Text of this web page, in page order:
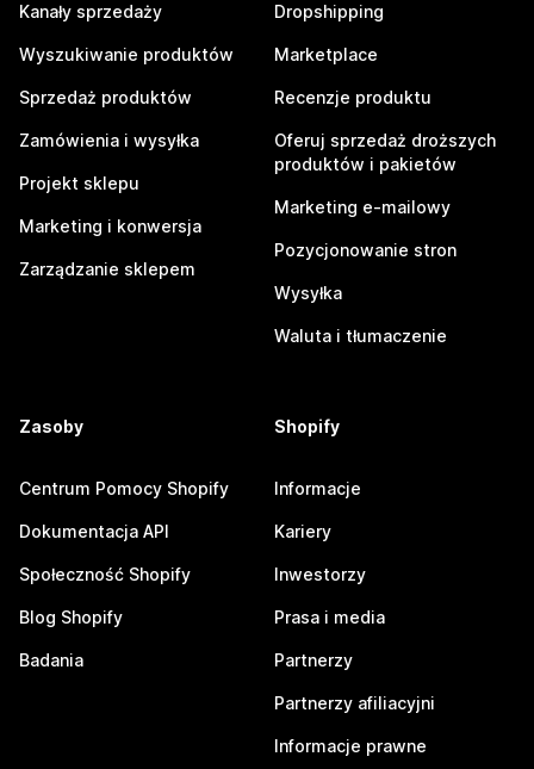
Kanały sprzedaży
Wyszukiwanie produktów
Sprzedaż produktów
Zamówienia i wysyłka
Projekt sklepu
Marketing i konwersja
Zarządzanie sklepem
Dropshipping
Marketplace
Recenzje produktu
Oferuj sprzedaż droższych
produktów i pakietów
Marketing e-mailowy
Pozycjonowanie stron
Wysyłka
Waluta i tłumaczenie
Zasoby
Centrum Pomocy Shopify
Dokumentacja API
Społeczność Shopify
Blog Shopify
Badania
Shopify
Informacje
Kariery
Inwestorzy
Prasa i media
Partnerzy
Partnerzy afiliacyjni
Informacje prawne